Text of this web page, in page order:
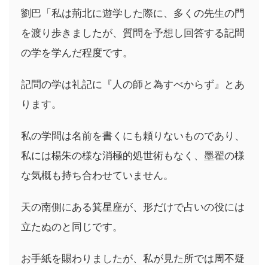
劉巴「私は荊北に遊学した際に、多くの先生の門
を渡り歩きましたが、質問を予想し回答する記問
の学を学んだ程度です。
記問の学は礼記に『人の師と為すべからず』とあ
ります。
私の学問は名前を書くにも頼りないものであり、
私には楊朱の様な消極的処世術もなく、墨翟の様
な気概も持ち合わせていません。
天の南側にある箕星座が、形だけで占いの役には
立たぬのと同じです。
お手紙を賜わりましたが、私が見た所では周不疑